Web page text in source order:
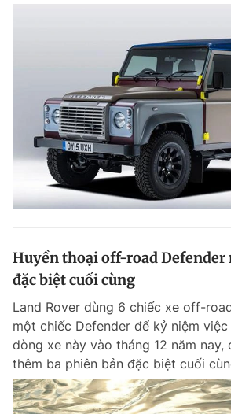
Huyền thoại off-road Defender
đặc biệt cuối cùng
Land Rover dùng 6 chiếc xe off-
một chiếc Defender để kỷ niệm
dòng xe này vào tháng 12 năm nay,
thêm ba phiên bản đặc biệt cuối